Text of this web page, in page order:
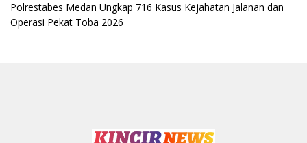
Polrestabes Medan Ungkap 716 Kasus Kejahatan Jalanan dan
Operasi Pekat Toba 2026